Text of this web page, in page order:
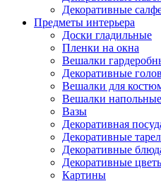
Декоративные
Предметы интерьера
Доски гладильные
Пленки на окна
Вешалки
Декоративные
Вешалки для
Вешалки напольные
Вазы
Декоративная
Декоративные
Декоративные
Декоративные
Картины